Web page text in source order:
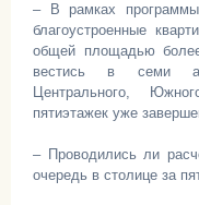
– В рамках
благоустроенные
общей площадью
вестись в семи
Центрального,
пятиэтажек уже
– Проводились ли
очередь в столице за